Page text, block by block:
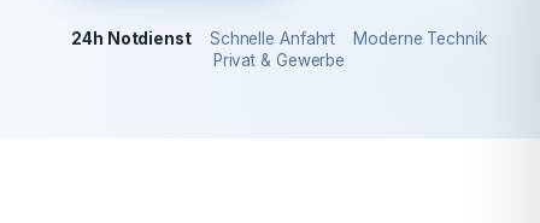
24h Notdienst Schnelle Anfahrt
Moderne Technik
Privat & Gewerbe